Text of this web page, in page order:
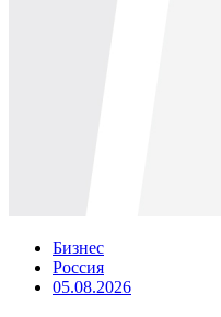
Бизнес
Россия
05.08.2026